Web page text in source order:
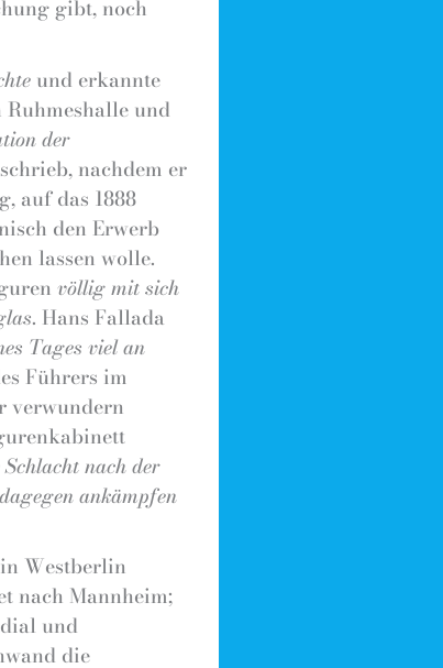
gibt, noch
und erkannte
und
der
schrieb, nachdem er
auf das 1888
den Erwerb
lassen wolle.
völlig mit sich
. Hans Fallada
Tages viel an
Führers im
verwundern
nach der
ankämpfen
Westberlin
nach Mannheim;
und
die